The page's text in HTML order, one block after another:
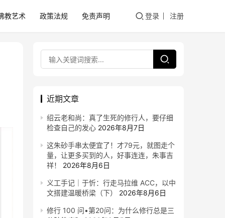
教艺术 政策法规 免责声明 登录 注册
近期文章
绍云老和尚：真了生死的修行人，要仔细
检查自己的发心 2026年8月7日
这朱砂手串太便宜了！才79元，就图走个
量，让更多买到的人，好事连连，朱事吉
祥！
2026年8月6日
义工手记｜于忻：行走马拉维 ACC，以中
文搭建温暖桥梁（下）
2026年8月6日
修行 100 问•第20问：为什么修行总是三